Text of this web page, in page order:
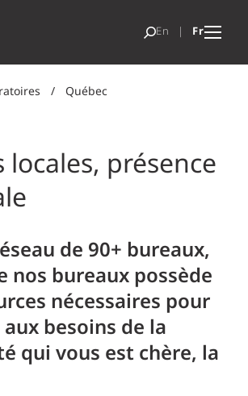
/ Québec
locales, présence
de 90+ bureaux,
nos bureaux possède
nécessaires pour
besoins de la
qui vous est chère, la